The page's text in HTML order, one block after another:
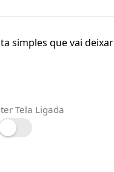
simples que vai deixar
Tela Ligada